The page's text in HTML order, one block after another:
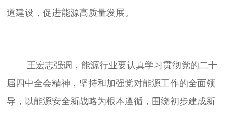
届四中全会精神，坚持和加强党对能源工作的全面领
导，以能源安全新战略为根本遵循，围绕初步建成新